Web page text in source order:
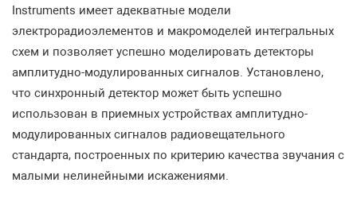
Instruments имеет адекватные модели
электрорадиоэлементов и макромоделей интегральных
схем и позволяет успешно моделировать детекторы
амплитудно-модулированных сигналов. Установлено,
что синхронный детектор может быть успешно
использован в приемных устройствах амплитудно-
модулированных сигналов радиовещательного
стандарта, построенных по критерию качества звучания с
малыми нелинейными искажениями.